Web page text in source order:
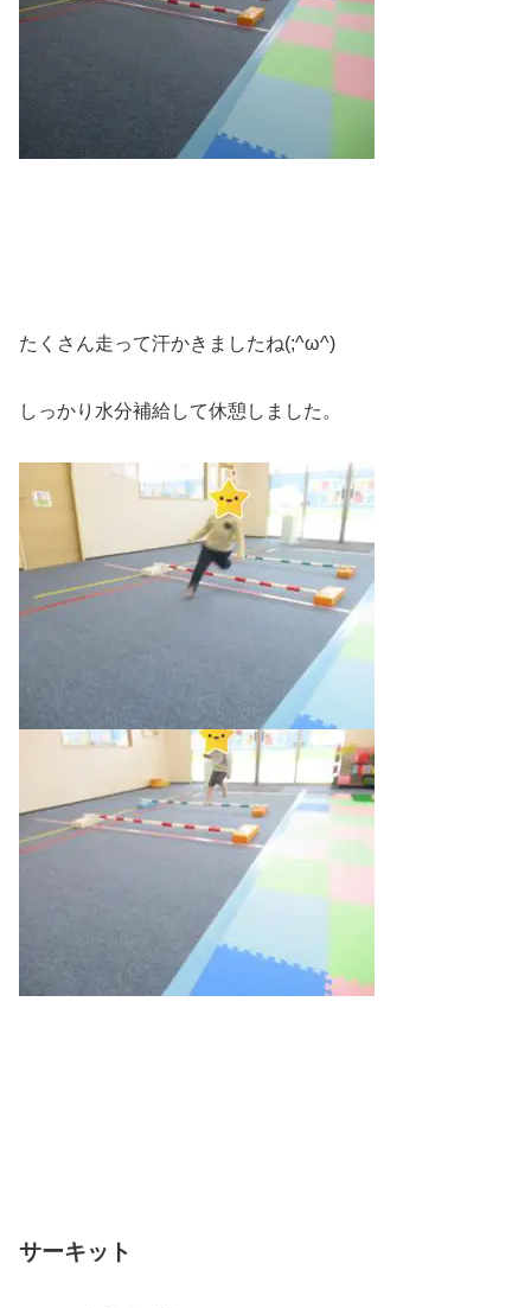
たくさん走って汗かきましたね(;^ω^)
しっかり水分補給して休憩しました。
サーキット